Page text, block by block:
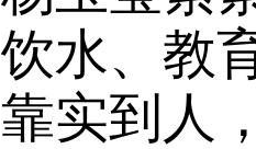
饮水、教
靠实到人